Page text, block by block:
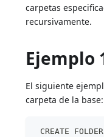
carpetas
recursivamente.
Ejemplo
El siguiente
carpeta de la base:
CREATE